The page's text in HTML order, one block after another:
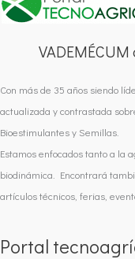
Con más de 35 años siendo
actualizada y contrastada
Bioestimulantes y Semillas.
Estamos enfocados tanto a la
biodinámica. Encontrará
artículos técnicos, ferias,
Portal